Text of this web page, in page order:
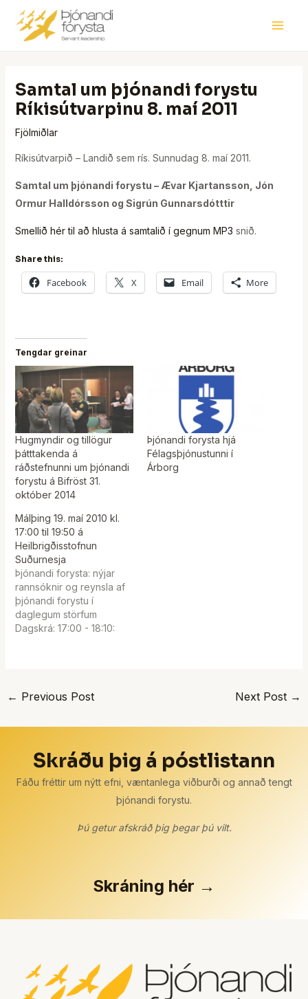
content
Samtal um þjónandi forystu
Ríkisútvarpinu 8. maí 2011
Fjölmiðlar
Ríkisútvarpið – Landið sem rís. Sunnudag 8. maí 2011.
Samtal um þjónandi forystu – Ævar Kjartansson, Jón
Ormur Halldórsson og Sigrún Gunnarsdótttir
Smellið hér til að hlusta á samtalið í gegnum MP3 snið.
Share this:
Facebook X Email More
Tengdar greinar
Hugmyndir og tillögur
þátttakenda á
ráðstefnunni um þjónandi
forystu á Bifröst 31.
október 2014
Þjónandi forysta hjá
Félagsþjónustunni í
Árborg
Málþing 19. maí 2010 kl.
17:00 til 19:50 á
Heilbrigðisstofnun
Suðurnesja
Þjónandi forysta: nýjar
rannsóknir og reynsla af
þjónandi forystu í
daglegum störfum
Dagskrá: 17:00 - 18:10:
Sigrúnar Gunnarsdóttur
nýjar rannsóknir um
tengsl hennar við
starfsánægju og gæði
þjónustu hér á landi.
Post
navigation
← Previous Post Next Post →
Skráðu þig á póstlistann
Fáðu fréttir um nýtt efni, væntanlega viðburði og annað tengt
þjónandi forystu.
Þú getur afskráð þig þegar þú vilt.
Skráning hér →